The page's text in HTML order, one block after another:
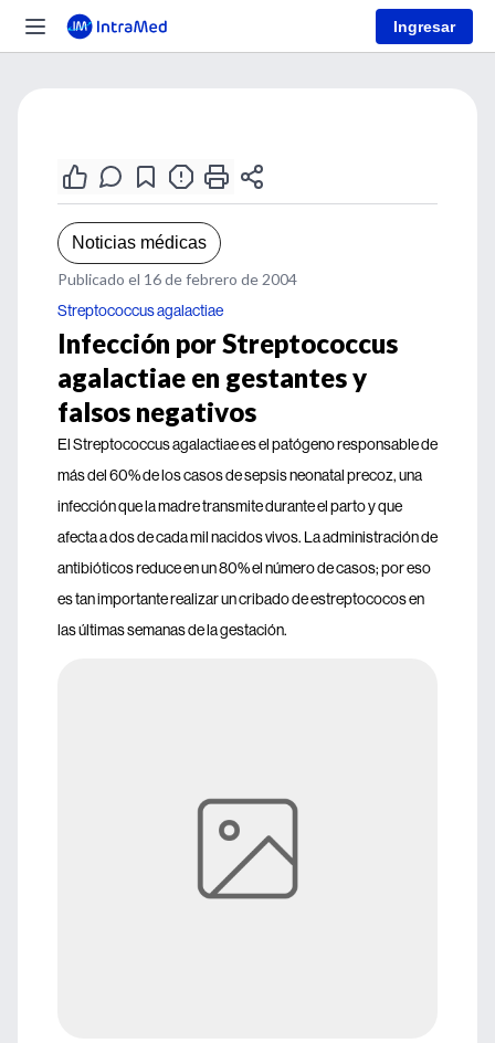
Ingresar
Noticias médicas
Publicado el 16 de febrero de 2004
Streptococcus agalactiae
Infección por Streptococcus
agalactiae en gestantes y
falsos negativos
El Streptococcus agalactiae es el patógeno responsable de
más del 60% de los casos de sepsis neonatal precoz, una
infección que la madre transmite durante el parto y que
afecta a dos de cada mil nacidos vivos. La administración de
antibióticos reduce en un 80% el número de casos; por eso
es tan importante realizar un cribado de estreptococos en
las últimas semanas de la gestación.